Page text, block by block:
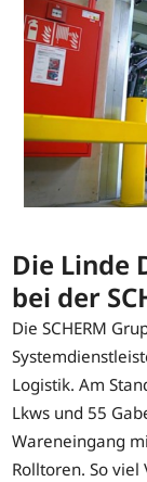
Die Linde
bei der
Die SCHERM
Logistik. Am
Lkws und 55
Wareneingang
Rolltoren. So